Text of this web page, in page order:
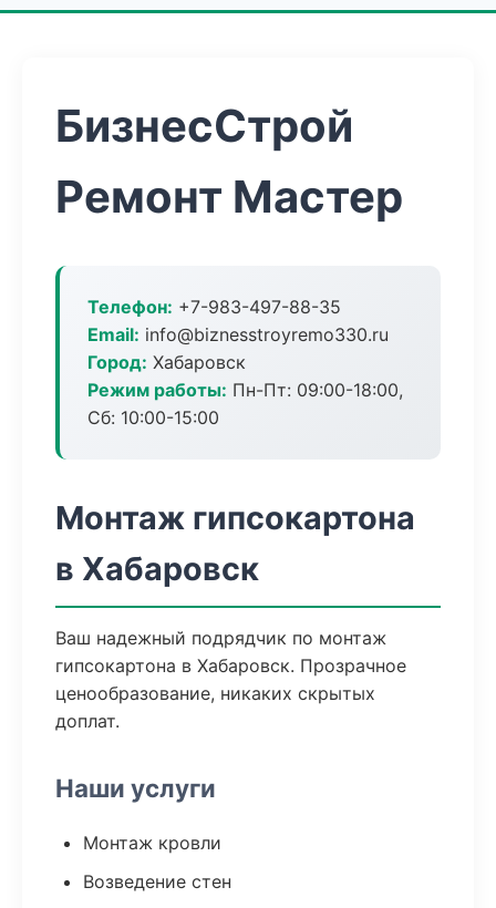
БизнесСтрой
Ремонт Мастер
Телефон: +7-983-497-88-35
Email: info@biznesstroyremo330.ru
Город: Хабаровск
Режим работы: Пн-Пт: 09:00-18:00,
Сб: 10:00-15:00
Монтаж гипсокартона
в Хабаровск
Ваш надежный подрядчик по монтаж
гипсокартона в Хабаровск. Прозрачное
ценообразование, никаких скрытых
доплат.
Наши услуги
Монтаж кровли
Возведение стен